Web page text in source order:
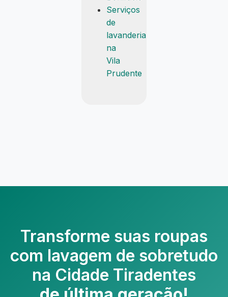
Serviços
de
lavanderia
na
Vila
Prudente
Transforme suas roupas
com lavagem de sobretudo
na Cidade Tiradentes